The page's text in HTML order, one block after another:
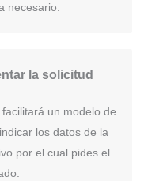
necesario.
la solicitud
un modelo de
los datos de la
por el cual pides el